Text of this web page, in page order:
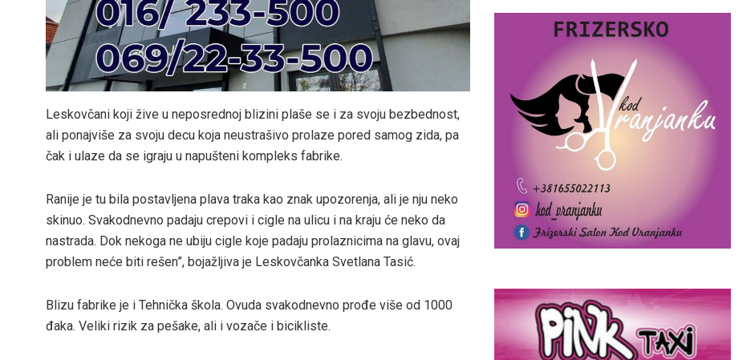
Leskovčani koji žive u neposrednoj blizini plaše se i za svoju bezbednost,
ali ponajviše za svoju decu koja neustrašivo prolaze pored samog zida, pa
čak i ulaze da se igraju u napušteni kompleks fabrike.
Ranije je tu bila postavljena plava traka kao znak upozorenja, ali je nju neko
skinuo. Svakodnevno padaju crepovi i cigle na ulicu i na kraju će neko da
nastrada. Dok nekoga ne ubiju cigle koje padaju prolaznicima na glavu, ovaj
problem neće biti rešen”, bojažljiva je Leskovčanka Svetlana Tasić.
Blizu fabrike je i Tehnička škola. Ovuda svakodnevno prođe više od 1000
đaka. Veliki rizik za pešake, ali i vozače i bicikliste.